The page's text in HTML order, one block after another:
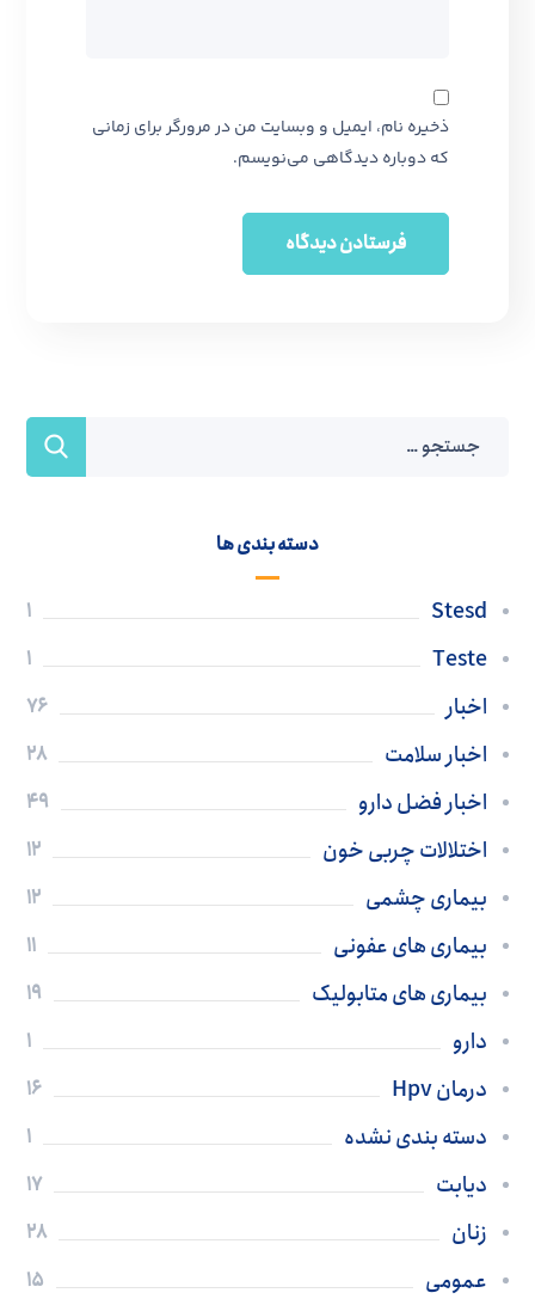
ذخیره نام، ایمیل و وبسایت من در مرورگر برای زمانی
که دوباره دیدگاهی می‌نویسم.
دسته بندی ها
Stesd
1
Teste
1
اخبار 76
اخبار سلامت 28
اخبار فضل دارو 49
اختلالات چربی خون 12
بیماری چشمی 12
بیماری های عفونی 11
بیماری های متابولیک 19
دارو 1
درمان Hpv 16
دسته بندی نشده 1
دیابت 17
زنان 28
عمومی 15